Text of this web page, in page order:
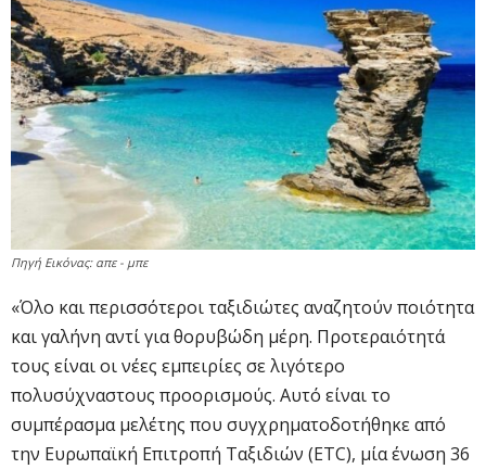
Πηγή Εικόνας: απε - μπε
«Όλο και περισσότεροι ταξιδιώτες αναζητούν ποιότητα
και γαλήνη αντί για θορυβώδη μέρη. Προτεραιότητά
τους είναι οι νέες εμπειρίες σε λιγότερο
πολυσύχναστους προορισμούς. Αυτό είναι το
συμπέρασμα μελέτης που συγχρηματοδοτήθηκε από
την Ευρωπαϊκή Επιτροπή Ταξιδιών (ETC), μία ένωση 36